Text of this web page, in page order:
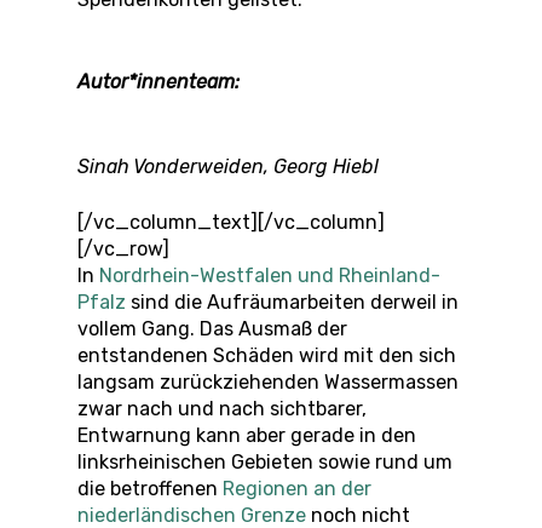
Autor*innenteam:
Sinah Vonderweiden, Georg Hiebl
[/vc_column_text][/vc_column]
[/vc_row]
In Nordrhein-Westfalen und Rheinland-
Pfalz sind die Aufräumarbeiten derweil in
vollem Gang. Das Ausmaß der
entstandenen Schäden wird mit den sich
langsam zurückziehenden Wassermassen
zwar nach und nach sichtbarer,
Entwarnung kann aber gerade in den
linksrheinischen Gebieten sowie rund um
die betroffenen Regionen an der
niederländischen Grenze noch nicht